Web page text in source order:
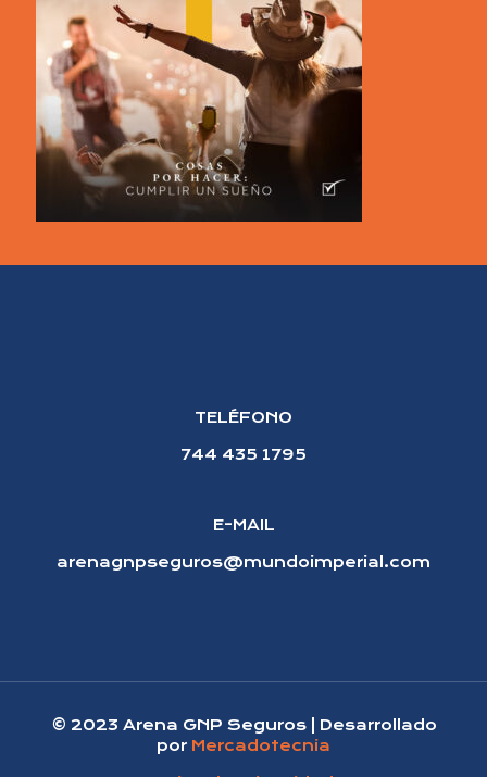
TELÉFONO
744 435 1795
E-MAIL
arenagnpseguros@mundoimperial.com
© 2023 Arena GNP Seguros | Desarrollado
por Mercadotecnia